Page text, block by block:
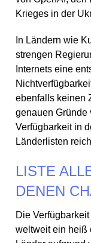
Krieges in der
In Ländern wie
strengen
Internets eine
ebenfalls keinen
genauen Gründe
Verfügbarkeit in
Länderlisten
LISTE
DENEN
Die
weltweit ein heiß